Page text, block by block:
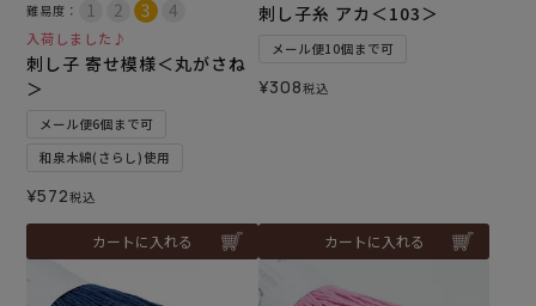
難易度：
入荷しました♪
刺し子 寄せ模様＜丸がさね
＞
メール便6個まで可
和泉木綿(さらし)使用
¥572税込
カートに入れる
刺し子糸 アカ＜103＞
メール便10個まで可
¥308税込
カートに入れる